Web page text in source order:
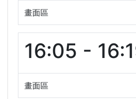
畫面區
16:05 -
畫面區